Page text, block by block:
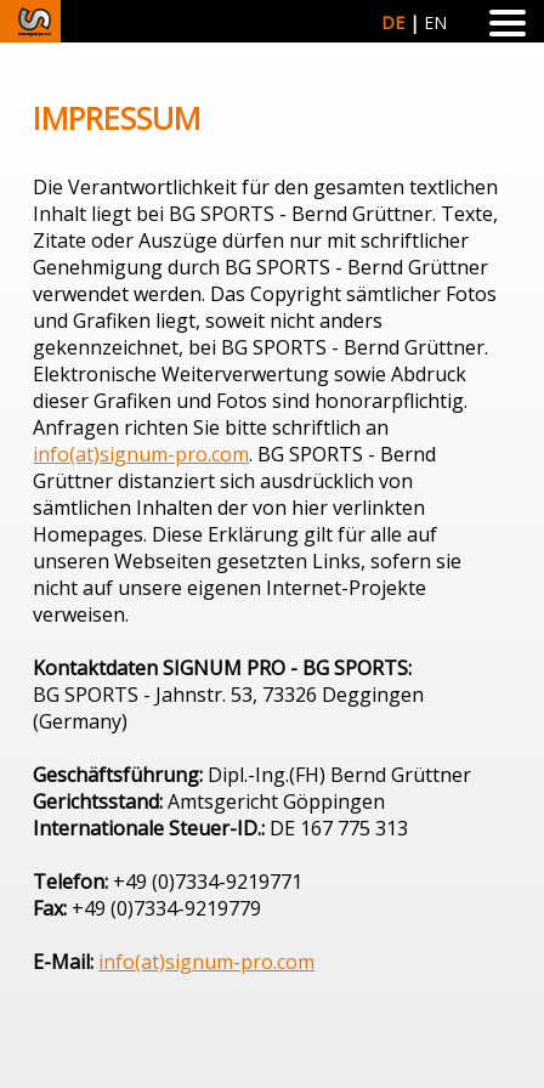
DE EN
IMPRESSUM
Die Verantwortlichkeit für den gesamten textlichen
Inhalt liegt bei BG SPORTS - Bernd Grüttner. Texte,
Zitate oder Auszüge dürfen nur mit schriftlicher
Genehmigung durch BG SPORTS - Bernd Grüttner
verwendet werden. Das Copyright sämtlicher Fotos
und Grafiken liegt, soweit nicht anders
gekennzeichnet, bei BG SPORTS - Bernd Grüttner.
Elektronische Weiterverwertung sowie Abdruck
dieser Grafiken und Fotos sind honorarpflichtig.
Anfragen richten Sie bitte schriftlich an
info(at)signum-pro.com. BG SPORTS - Bernd
Grüttner distanziert sich ausdrücklich von
sämtlichen Inhalten der von hier verlinkten
Homepages. Diese Erklärung gilt für alle auf
unseren Webseiten gesetzten Links, sofern sie
nicht auf unsere eigenen Internet-Projekte
verweisen.
Kontaktdaten SIGNUM PRO - BG SPORTS:
BG SPORTS - Jahnstr. 53, 73326 Deggingen
(Germany)
Geschäftsführung: Dipl.-Ing.(FH) Bernd Grüttner
Gerichtsstand:Amtsgericht Göppingen
Internationale Steuer-ID.: DE 167 775 313
Telefon: +49 (0)7334-9219771
Fax: +49 (0)7334-9219779
E-Mail: info(at)signum-pro.com